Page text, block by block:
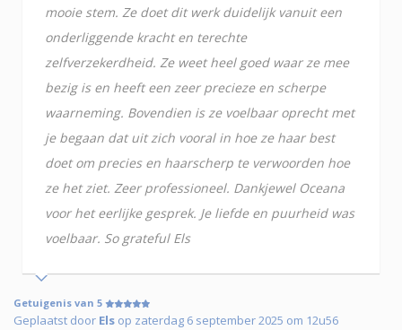
mooie stem. Ze doet dit werk duidelijk vanuit een
onderliggende kracht en terechte
zelfverzekerdheid. Ze weet heel goed waar ze mee
bezig is en heeft een zeer precieze en scherpe
waarneming. Bovendien is ze voelbaar oprecht met
je begaan dat uit zich vooral in hoe ze haar best
doet om precies en haarscherp te verwoorden hoe
ze het ziet. Zeer professioneel. Dankjewel Oceana
voor het eerlijke gesprek. Je liefde en puurheid was
voelbaar. So grateful Els
Getuigenis van 5
Geplaatst door Els op zaterdag 6 september 2025 om 12u56